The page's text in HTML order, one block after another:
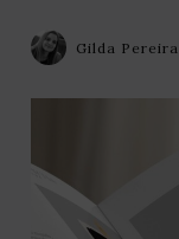
Gilda Pereira